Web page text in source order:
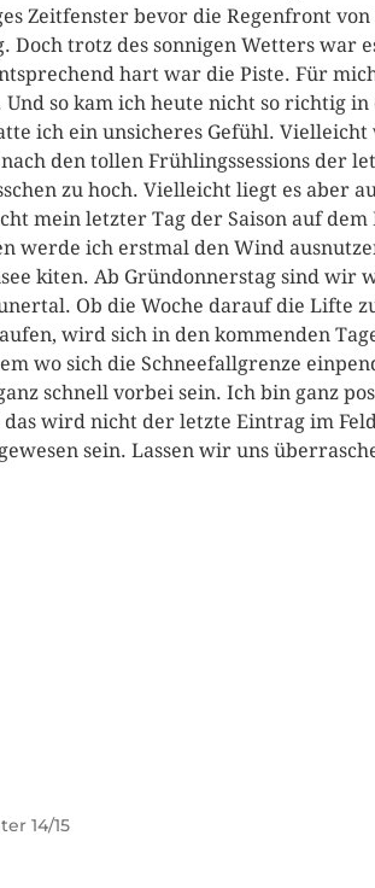
Zeitfenster bevor die Regenfront
Doch trotz des sonnigen Wetters war
hart war die Piste. Für
Und so kam ich heute nicht so richtig in
ich ein unsicheres Gefühl.
den tollen Frühlingssessions der
zu hoch. Vielleicht liegt es aber
mein letzter Tag der Saison auf dem
werde ich erstmal den Wind
kiten. Ab Gründonnerstag sind wir
Ob die Woche darauf die Lifte
wird sich in den kommenden
wo sich die Schneefallgrenze
schnell vorbei sein. Ich bin ganz
das wird nicht der letzte Eintrag im
sein. Lassen wir uns
14/15